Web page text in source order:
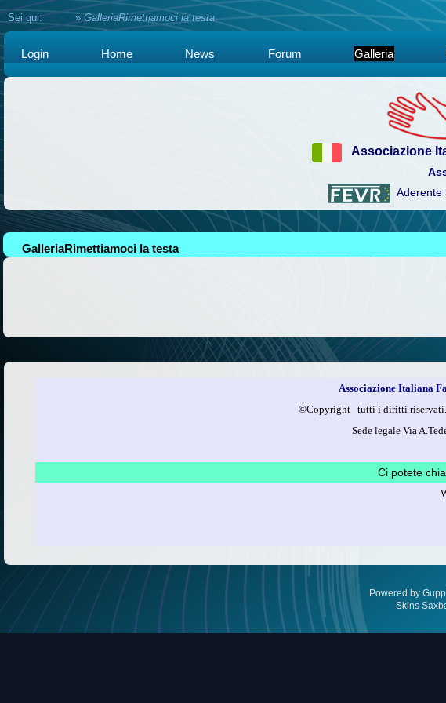
Sei qui:Home »GalleriaRimettiamoci la testa
Login Home News Forum Galleria
Associazione
Aderente
GalleriaRimettiamoci la testa
Associazione Italiana
©​Copyright tutti i diritti riservati.
Sede legale Via
Ci potete
Powered by
Skins